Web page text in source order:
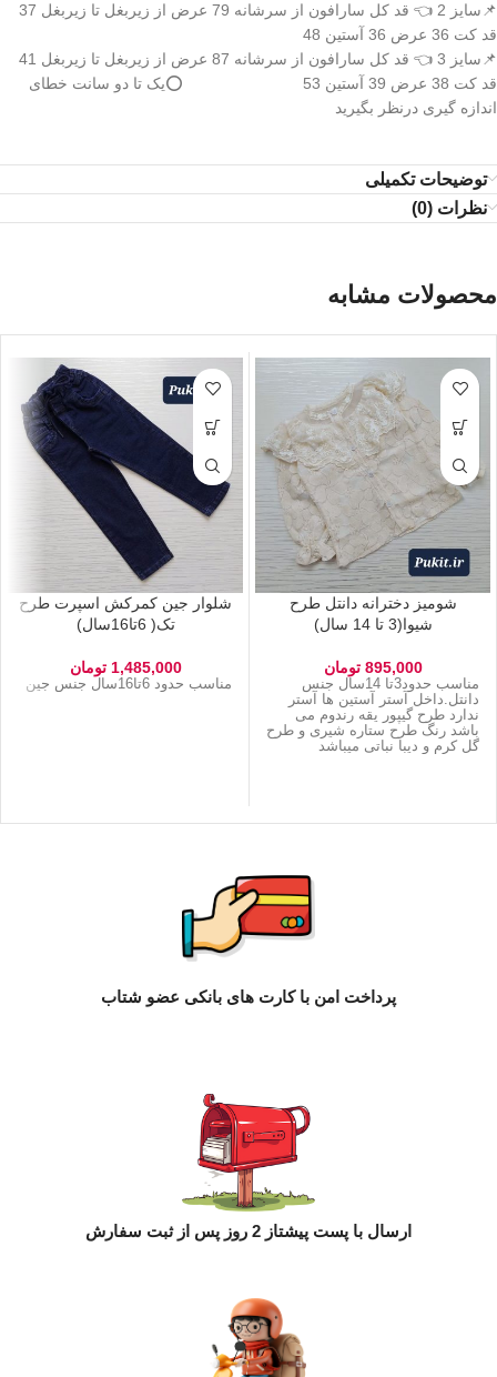
📌سایز 2 👈 قد کل سارافون از سرشانه 79 عرض از زیربغل تا زیربغل 37
قد کت 36 عرض 36 آستین 48
📌سایز 3 👈 قد کل سارافون از سرشانه 87 عرض از زیربغل تا زیربغل 41
قد کت 38 عرض 39 آستین 53 ⭕️یک تا دو سانت خطای
اندازه گیری درنظر بگیرید
توضیحات تکمیلی
نظرات (0)
محصولات مشابه
شومیز دخترانه دانتل طرح
شیوا(3 تا 14 سال)
895,000 تومان
مناسب حدود3تا 14سال جنس
دانتل.داخل آستر آستین ها آستر
ندارد طرح گیپور یقه رندوم می
باشد رنگ طرح ستاره شیری و طرح
گل کرم و دیبا نباتی میباشد
شلوار جین کمرکش اسپرت طرح
تک( 6تا16سال)
1,485,000 تومان
مناسب حدود 6تا16سال جنس جین
پرداخت امن با کارت های بانکی عضو شتاب
ارسال با پست پیشتاز 2 روز پس از ثبت سفارش